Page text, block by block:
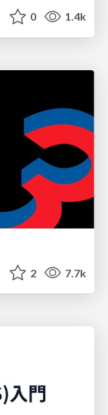
0 1.4k
2 7.7k